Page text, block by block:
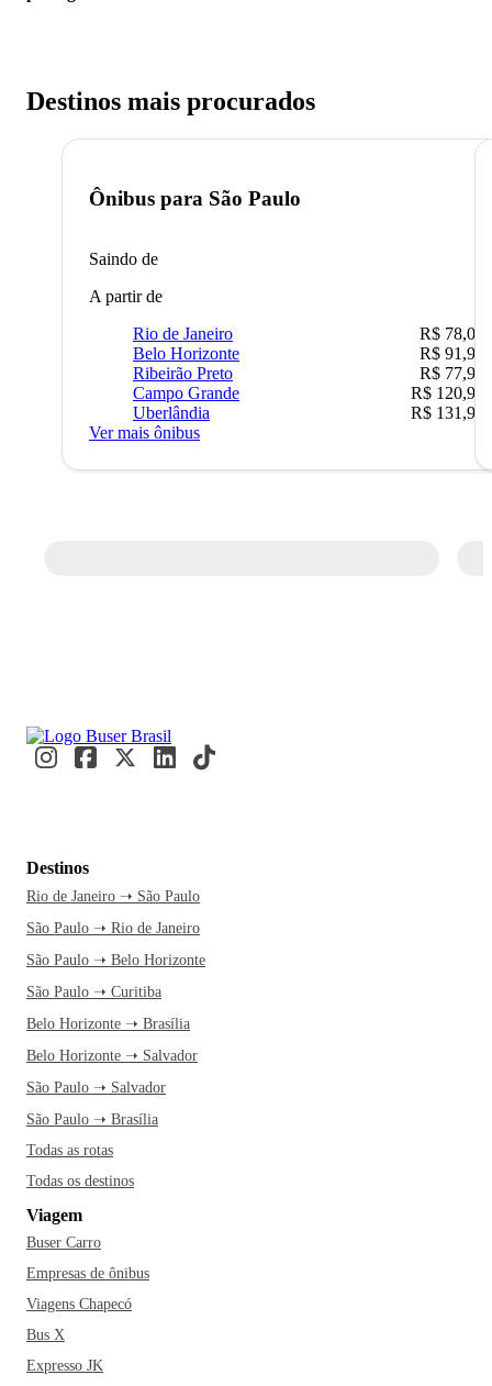
Destinos mais procurados
Ônibus para São Paulo
Saindo de
A partir de
Rio de Janeiro
R$ 78,02
Belo Horizonte
R$ 91,90
Ribeirão Preto
R$ 77,90
Campo Grande
R$ 120,90
Uberlândia
R$ 131,90
Ver mais ônibus
Destinos
Rio de Janeiro ➝ São Paulo
São Paulo ➝ Rio de Janeiro
São Paulo ➝ Belo Horizonte
São Paulo ➝ Curitiba
Belo Horizonte ➝ Brasília
Belo Horizonte ➝ Salvador
São Paulo ➝ Salvador
São Paulo ➝ Brasília
Todas as rotas
Todas os destinos
Viagem
Buser Carro
Empresas de ônibus
Viagens Chapecó
Bus X
Expresso JK